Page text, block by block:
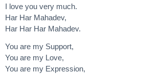
I love you very much.
Har Har Mahadev,
Har Har Har Mahadev.
You are my Support,
You are my Love,
You are my Expression,